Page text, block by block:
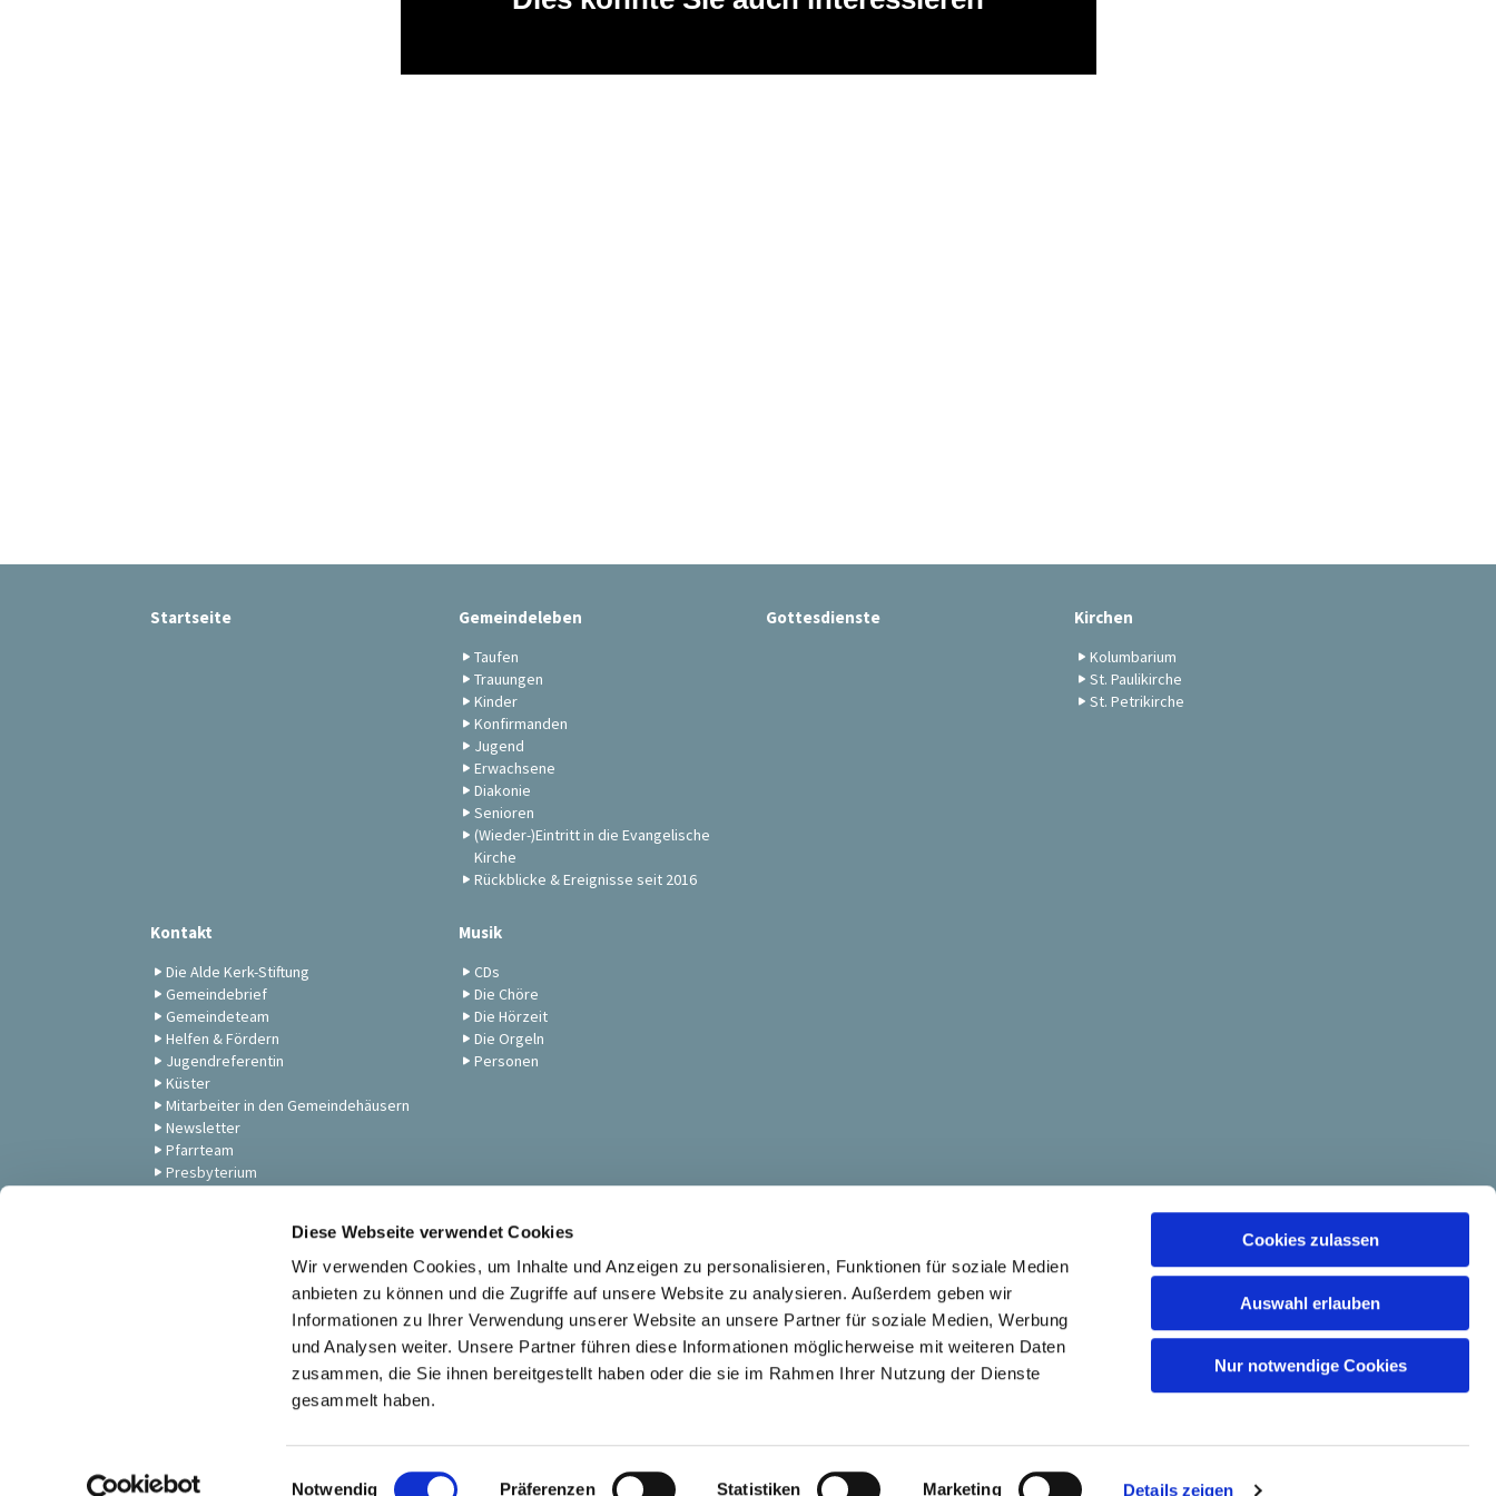
Diese Webseite verwendet Cookies
Wir verwenden Cookies, um Inhalte und Anzeigen zu personalisieren, Funktionen für soziale Medien
anbieten zu können und die Zugriffe auf unsere Website zu analysieren. Außerdem geben wir
Informationen zu Ihrer Verwendung unserer Website an unsere Partner für soziale Medien, Werbung
und Analysen weiter. Unsere Partner führen diese Informationen möglicherweise mit weiteren Daten
zusammen, die Sie ihnen bereitgestellt haben oder die sie im Rahmen Ihrer Nutzung der Dienste
gesammelt haben.
Notwendig Präferenzen Statistiken Marketing Details zeigen
Cookies zulassen
Auswahl erlauben
Nur notwendige Cookies
Startseite Gemeindeleben
Taufen
Trauungen
Kinder
Konfirmanden
Jugend
Erwachsene
Diakonie
Senioren
(Wieder-)Eintritt in die Evangelische
Kirche
Rückblicke & Ereignisse seit 2016
Gottesdienste Kirchen
Kolumbarium
St. Paulikirche
St. Petrikirche
Kontakt
Die Alde Kerk-Stiftung
Gemeindebrief
Gemeindeteam
Helfen & Fördern
Jugendreferentin
Küster
Mitarbeiter in den Gemeindehäusern
Newsletter
Pfarrteam
Presbyterium
Gottesdienste & Musik
Musik
CDs
Die Chöre
Die Hörzeit
Die Orgeln
Personen
Ev. St. Petri-Pauli Kirchengemeinde Soest
Kontaktinformationen Impressum